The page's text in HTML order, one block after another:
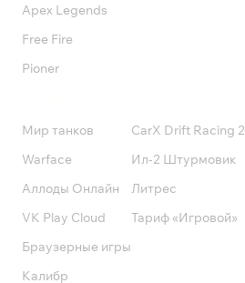
Apex Legends
Free Fire
Pioner
Мир танков
Warface
Аллоды Онлайн
VK Play Cloud
Браузерные игры
Калибр
CarX Drift Racing 2
Ил-2 Штурмовик
Литрес
Тариф «Игровой»